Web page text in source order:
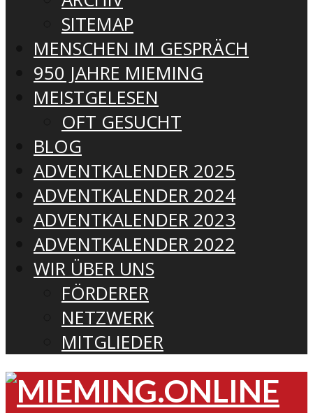
SITEMAP
MENSCHEN IM GESPRÄCH
950 JAHRE MIEMING
MEISTGELESEN
OFT GESUCHT
BLOG
ADVENTKALENDER 2025
ADVENTKALENDER 2024
ADVENTKALENDER 2023
ADVENTKALENDER 2022
WIR ÜBER UNS
FÖRDERER
NETZWERK
MITGLIEDER